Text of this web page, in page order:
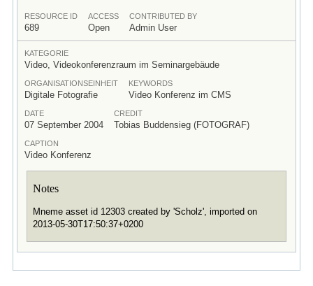
RESOURCE ID
689
ACCESS
Open
CONTRIBUTED BY
Admin User
KATEGORIE
Video, Videokonferenzraum im Seminargebäude
ORGANISATIONSEINHEIT
Digitale Fotografie
KEYWORDS
Video Konferenz im CMS
DATE
07 September 2004
CREDIT
Tobias Buddensieg (FOTOGRAF)
CAPTION
Video Konferenz
Notes
Mneme asset id 12303 created by 'Scholz', imported on
2013-05-30T17:50:37+0200